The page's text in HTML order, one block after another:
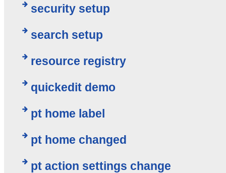
security setup
search setup
resource registry
quickedit demo
pt home label
pt home changed
pt action settings change